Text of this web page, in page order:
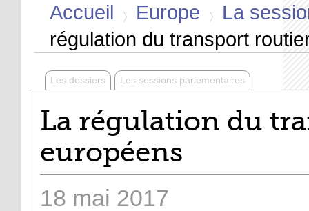
de
la
Europe
Accueil Europe
La
régulation du transport
Les dossiers Les sessions parlementaires
La régulation du
européens
18 mai 2017